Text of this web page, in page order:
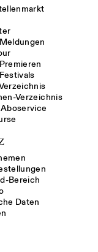
Verzeichnis
Bereich
Daten